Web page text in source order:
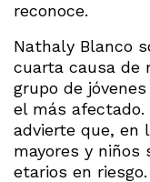
reconoce.
Nathaly Blanco
cuarta causa de
grupo de
el más
advierte que, en
mayores y niños
etarios en riesgo.